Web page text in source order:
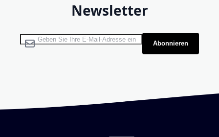
Newsletter
Melden Sie sich für unseren Newsletter an:
Abonnieren